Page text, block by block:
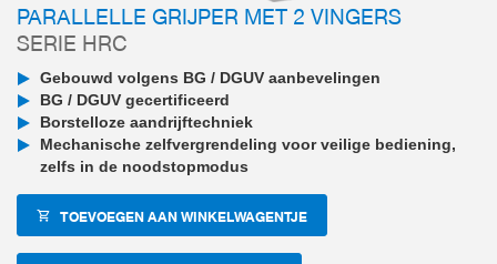
PARALLELLE GRIJPER MET 2 VINGERS
SERIE HRC
Gebouwd volgens BG / DGUV aanbevelingen
BG / DGUV gecertificeerd
Borstelloze aandrijftechniek
Mechanische zelfvergrendeling voor veilige bediening,
zelfs in de noodstopmodus
TOEVOEGEN AAN WINKELWAGENTJE